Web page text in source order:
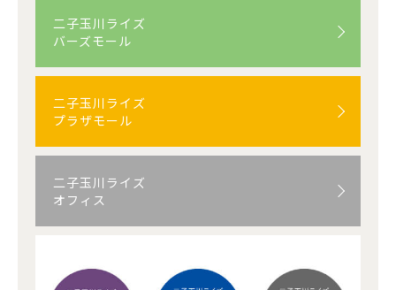
二子玉川ライズ
バーズモール
二子玉川ライズ
プラザモール
二子玉川ライズ
オフィス